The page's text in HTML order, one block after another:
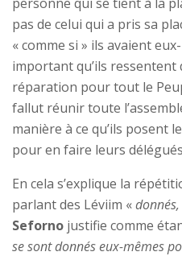
pas de celui qui a pris sa
« comme si » ils avaient
important qu’ils ressentent
réparation pour tout le
fallut réunir toute
manière à ce qu’ils posent
pour en faire leurs
En cela s’explique la
parlant des Léviim «
Seforno justifie comme
se sont donnés eux-mêmes